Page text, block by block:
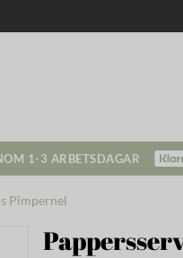
1-3 ARBETSDAGAR
Pimpernel